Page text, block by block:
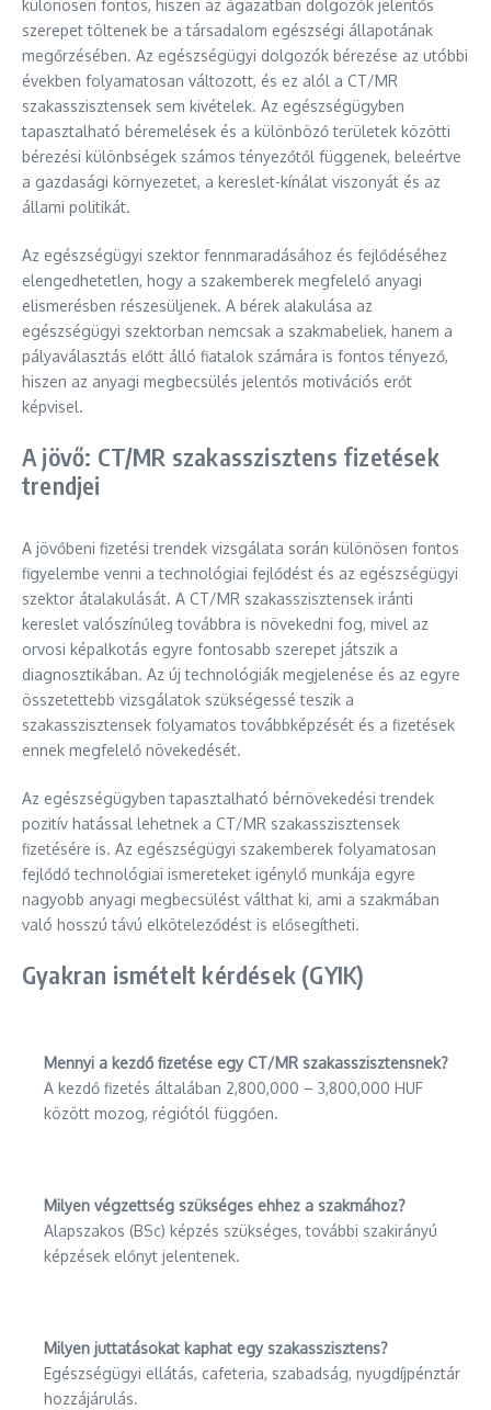
különösen fontos, hiszen az ágazatban dolgozók jelentős
szerepet töltenek be a társadalom egészségi állapotának
megőrzésében. Az egészségügyi dolgozók bérezése az utóbbi
években folyamatosan változott, és ez alól a CT/MR
szakasszisztensek sem kivételek. Az egészségügyben
tapasztalható béremelések és a különböző területek közötti
bérezési különbségek számos tényezőtől függenek, beleértve
a gazdasági környezetet, a kereslet-kínálat viszonyát és az
állami politikát.
Az egészségügyi szektor fennmaradásához és fejlődéséhez
elengedhetetlen, hogy a szakemberek megfelelő anyagi
elismerésben részesüljenek. A bérek alakulása az
egészségügyi szektorban nemcsak a szakmabeliek, hanem a
pályaválasztás előtt álló fiatalok számára is fontos tényező,
hiszen az anyagi megbecsülés jelentős motivációs erőt
képvisel.
A jövő: CT/MR szakasszisztens fizetések
trendjei
A jövőbeni fizetési trendek vizsgálata során különösen fontos
figyelembe venni a technológiai fejlődést és az egészségügyi
szektor átalakulását. A CT/MR szakasszisztensek iránti
kereslet valószínűleg továbbra is növekedni fog, mivel az
orvosi képalkotás egyre fontosabb szerepet játszik a
diagnosztikában. Az új technológiák megjelenése és az egyre
összetettebb vizsgálatok szükségessé teszik a
szakasszisztensek folyamatos továbbképzését és a fizetések
ennek megfelelő növekedését.
Az egészségügyben tapasztalható bérnövekedési trendek
pozitív hatással lehetnek a CT/MR szakasszisztensek
fizetésére is. Az egészségügyi szakemberek folyamatosan
fejlődő technológiai ismereteket igénylő munkája egyre
nagyobb anyagi megbecsülést válthat ki, ami a szakmában
való hosszú távú elköteleződést is elősegítheti.
Gyakran ismételt kérdések (GYIK)
Mennyi a kezdő fizetése egy CT/MR szakasszisztensnek?
A kezdő fizetés általában 2,800,000 – 3,800,000 HUF
között mozog, régiótól függően.
Milyen végzettség szükséges ehhez a szakmához?
Alapszakos (BSc) képzés szükséges, további szakirányú
képzések előnyt jelentenek.
Milyen juttatásokat kaphat egy szakasszisztens?
Egészségügyi ellátás, cafeteria, szabadság, nyugdíjpénztár
hozzájárulás.